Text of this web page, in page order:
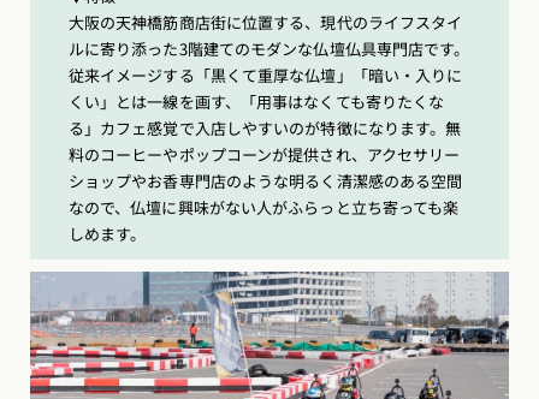
大阪の天神橋筋商店街に位置する、現代のライフスタイ
ルに寄り添った3階建てのモダンな仏壇仏具専門店です。
従来イメージする「黒くて重厚な仏壇」「暗い・入りに
くい」とは一線を画す、「用事はなくても寄りたくな
る」カフェ感覚で入店しやすいのが特徴になります。無
料のコーヒーやポップコーンが提供され、アクセサリー
ショップやお香専門店のような明るく清潔感のある空間
なので、仏壇に興味がない人がふらっと立ち寄っても楽
しめます。